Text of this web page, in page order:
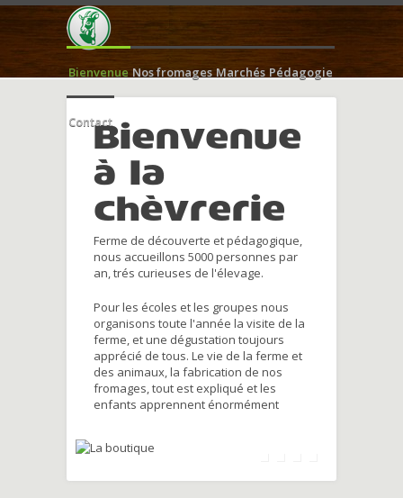
Bienvenue Nos fromages Marchés Pédagogie
ContactBienvenue
à la
chèvrerie
Ferme de découverte et pédagogique,
nous accueillons 5000 personnes par
an, trés curieuses de l'élevage.
Pour les écoles et les groupes nous
organisons toute l'année la visite de la
ferme, et une dégustation toujours
apprécié de tous. Le vie de la ferme et
des animaux, la fabrication de nos
fromages, tout est expliqué et les
enfants apprennent énormément